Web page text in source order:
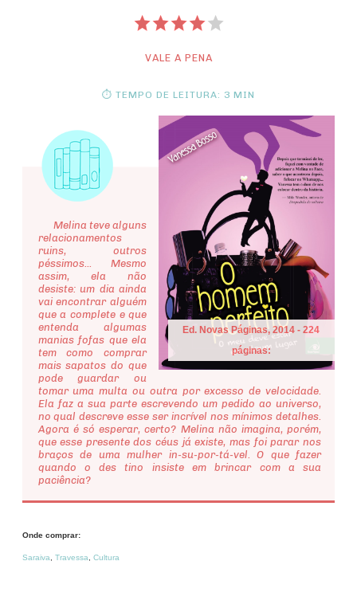
VALE A PENA
⏱ TEMPO DE LEITURA: 3 MIN
Ed. Novas Páginas, 2014 - 224
páginas:
Melina teve alguns
relacionamentos
ruins, outros
péssimos... Mesmo
assim, ela não
desiste: um dia ainda
vai encontrar alguém
que a complete e que
entenda algumas
manias fofas que ela
tem como comprar
mais sapatos do que
pode guardar ou
tomar uma multa ou outra por excesso de velocidade.
Ela faz a sua parte escrevendo um pedido ao universo,
no qual descreve esse ser incrível nos mínimos detalhes.
Agora é só esperar, certo? Melina não imagina, porém,
que esse presente dos céus já existe, mas foi parar nos
braços de uma mulher in-su-por-tá-vel. O que fazer
quando o des tino insiste em brincar com a sua
paciência?
Onde comprar:
Saraiva Travessa Cultura